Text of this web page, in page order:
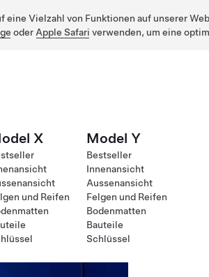
Vielzahl von Funktionen auf unserer
oder Apple Safari verwenden, um eine
X
und Reifen
Model Y
Bestseller
Innenansicht
Aussenansicht
Felgen und Reifen
Bodenmatten
Bauteile
Schlüssel